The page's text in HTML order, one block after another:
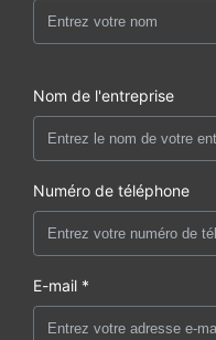
Nom de l'entreprise
Numéro de téléphone
E-mail *